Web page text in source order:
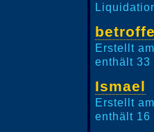
Erstellt
enthält 33
Ismael
Erstellt
enthält 16